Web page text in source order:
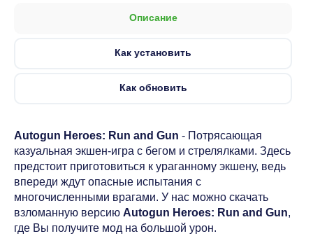
Описание
Как установить
Как обновить
Autogun Heroes: Run and Gun - Потрясающая
казуальная экшен-игра с бегом и стрелялками. Здесь
предстоит приготовиться к ураганному экшену, ведь
впереди ждут опасные испытания с
многочисленными врагами. У нас можно скачать
взломанную версию Autogun Heroes: Run and Gun,
где Вы получите мод на большой урон.